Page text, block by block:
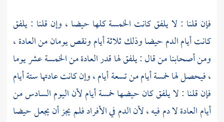
فإن قلنا : لا يلفق كانت الخمسة كلها حيضا ، وإن قلنا : يلفق
كانت أيام الدم حيضا وذلك ثلاثة أيام ونقص يومان من العادة ،
ومن أصحابنا من قال : يلفق لها قدر العادة من الخمسة عشر يوما
، فيحصل لها خمسة أيام من تسعة أيام ، وإن كانت عادتها ستة أيام
فإن قلنا : لا يلفق كان حيضها خمسة أيام لأن اليوم السادس من
أيام العادة لا دم فيه ، لأن الدم في الأفراد فلم يجز أن يجعل حيضا